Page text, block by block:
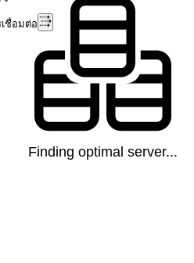
Finding optimal server...
เชื่อมต่อ